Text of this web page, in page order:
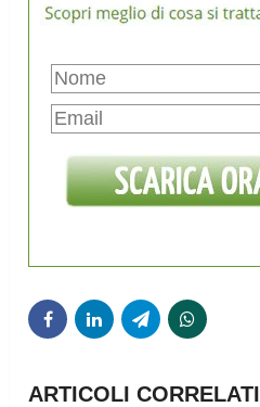
ARTICOLI CORRELATI